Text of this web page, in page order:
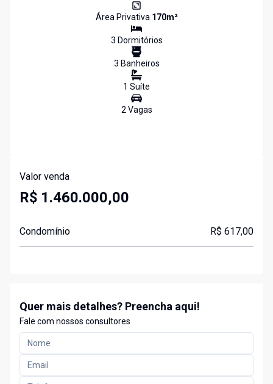
Área Privativa 170m²
3 Dormitórios
3 Banheiros
1 Suíte
2Vagas
Valor venda
R$ 1.460.000,00
Condomínio R$ 617,00
Quer mais detalhes? Preencha aqui!
Fale com nossos consultores